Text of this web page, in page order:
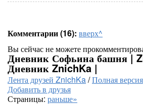
Комментарии (16): вверх^
Вы сейчас не можете
Дневник Софьина башня |
Дневник ZnichKa |
Лента друзей ZnichKa/Полная версия
Добавить в друзья
Страницы: раньше»